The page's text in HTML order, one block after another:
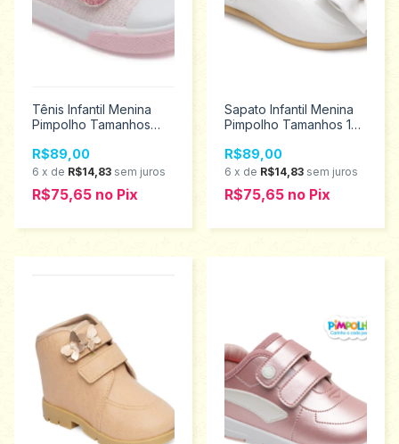
Tênis Infantil Menina
Pimpolho Tamanhos
R$89,00
6 x de R$14,83 sem juros
R$75,65 no Pix
Sapato Infantil Menina
Pimpolho Tamanhos 16
R$89,00
6 x de R$14,83 sem juros
R$75,65 no Pix